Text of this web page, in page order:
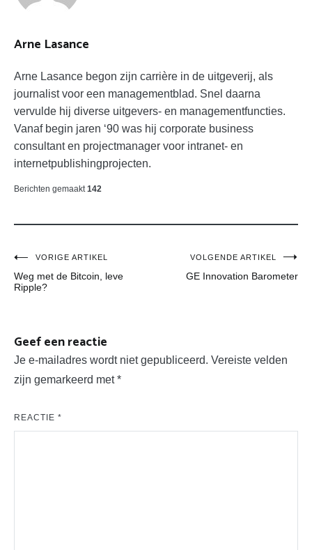
Arne Lasance
Arne Lasance begon zijn carrière in de uitgeverij, als
journalist voor een managementblad. Snel daarna
vervulde hij diverse uitgevers- en managementfuncties.
Vanaf begin jaren ‘90 was hij corporate business
consultant en projectmanager voor intranet- en
internetpublishingprojecten.
Berichten gemaakt 142
Bericht
navigatie
VORIGE ARTIKEL
Weg met de Bitcoin, leve
Ripple?
VOLGENDE ARTIKEL
GE Innovation Barometer
Geef een reactie
Je e-mailadres wordt niet gepubliceerd. Vereiste velden
zijn gemarkeerd met*
REACTIE *